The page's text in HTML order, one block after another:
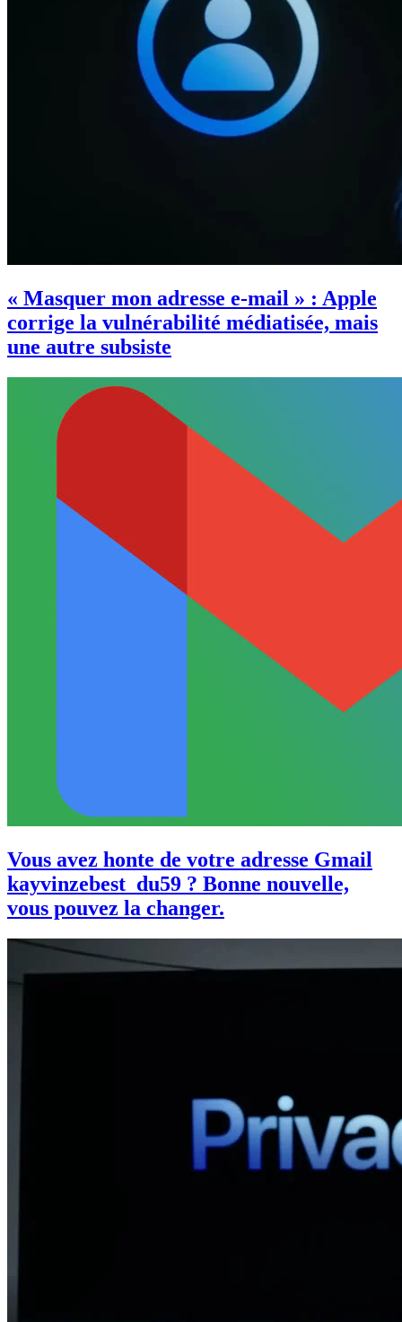
« Masquer mon adresse e-mail » : Apple
corrige la vulnérabilité médiatisée, mais
une autre subsiste
Vous avez honte de votre adresse Gmail
kayvinzebest_du59 ? Bonne nouvelle,
vous pouvez la changer.